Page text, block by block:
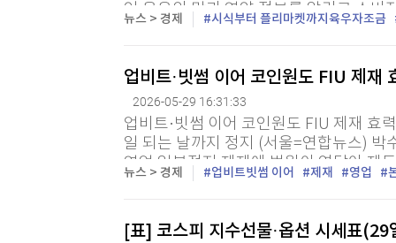
인 육우의 맛과 영양 정보를 알리고 소비
으니까, 건강하니까! I LOVE 우리 육우'
뉴스 > 경제 시식부터 플리마켓까지육우자조금
업비트·빗썸 이어 코인원도 FIU 제
2026-05-29 16:31:33
업비트·빗썸 이어 코인원도 FIU 제재
일 되는 날까지 정지 (서울=연합뉴스) 박
영업 일부정지 제재에 법원이 연달아 제
썸에 이어 코인원 제재까지 모두 효력이
뉴스 > 경제 업비트빗썸 이어 제재 영업
[표] 코스피 지수선물·옵션 시세표